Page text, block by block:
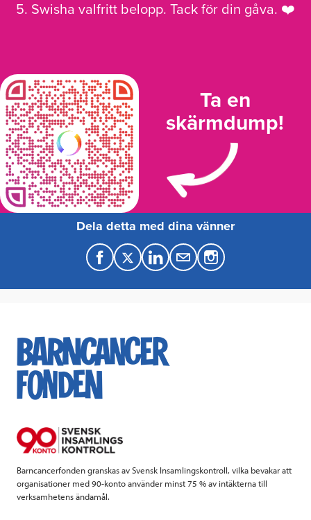
5. Swisha valfritt belopp. Tack för din gåva. ❤️
Ta en
skärmdump!
Dela detta med dina vänner
F
a
e
b
k
T
w
t
t
L
i
k
e
M
a
Barncancerfonden granskas av Svensk Insamlingskontroll, vilka bevakar att
organisationer med 90-konto använder minst 75 % av intäkterna till
verksamhetens ändamål.